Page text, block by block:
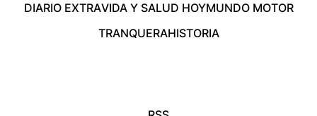
DIARIO EXTRAVIDA Y SALUD HOYMUNDO MOTOR
TRANQUERAHISTORIA